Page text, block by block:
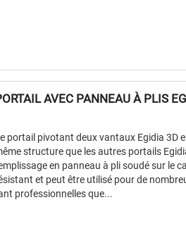
AVEC PANNEAU À PLIS
portail pivotant deux vantaux Egidia 3D
structure que les autres portails
en panneau à pli soudé sur le
et peut être utilisé pour de
professionnelles que...